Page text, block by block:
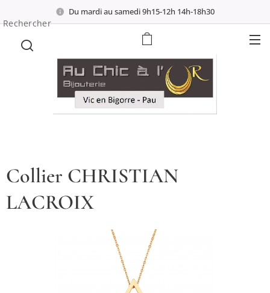
Du mardi au samedi 9h15-12h 14h-18h30
Rechercher
Collier CHRISTIAN
LACROIX